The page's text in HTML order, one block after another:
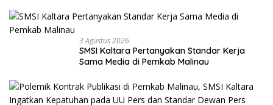
3 Agustus 2026
SMSI Kaltara Pertanyakan Standar Kerja
Sama Media di Pemkab Malinau